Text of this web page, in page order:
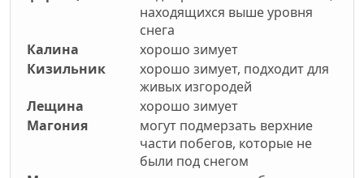
находящихся выше уровня
снега
Калина
хорошо зимует
Кизильник
хорошо зимует, подходит для
живых изгородей
Лещина
хорошо зимует
Магония
могут подмерзать верхние
части побегов, которые не
были под снегом